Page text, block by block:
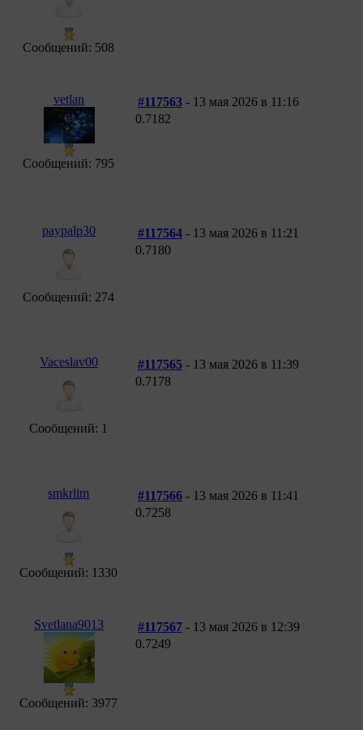
Сообщений: 508
vetlan
Сообщений: 795
#117563 - 13 мая 2026 в 11:16
0.7182
paypalp30
Сообщений: 274
#117564 - 13 мая 2026 в 11:21
0.7180
Vaceslav00
Сообщений: 1
#117565 - 13 мая 2026 в 11:39
0.7178
smkrlim
Сообщений: 1330
#117566 - 13 мая 2026 в 11:41
0.7258
Svetlana9013
Сообщений: 3977
#117567 - 13 мая 2026 в 12:39
0.7249